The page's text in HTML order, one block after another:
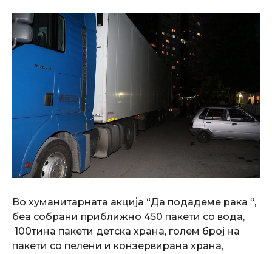
Во хуманитарната акција “Да подадеме рака “,
беа собрани приближно 450 пакети со вода,
100тина пакети детска храна, голем број на
пакети со пелени и конзервирана храна,